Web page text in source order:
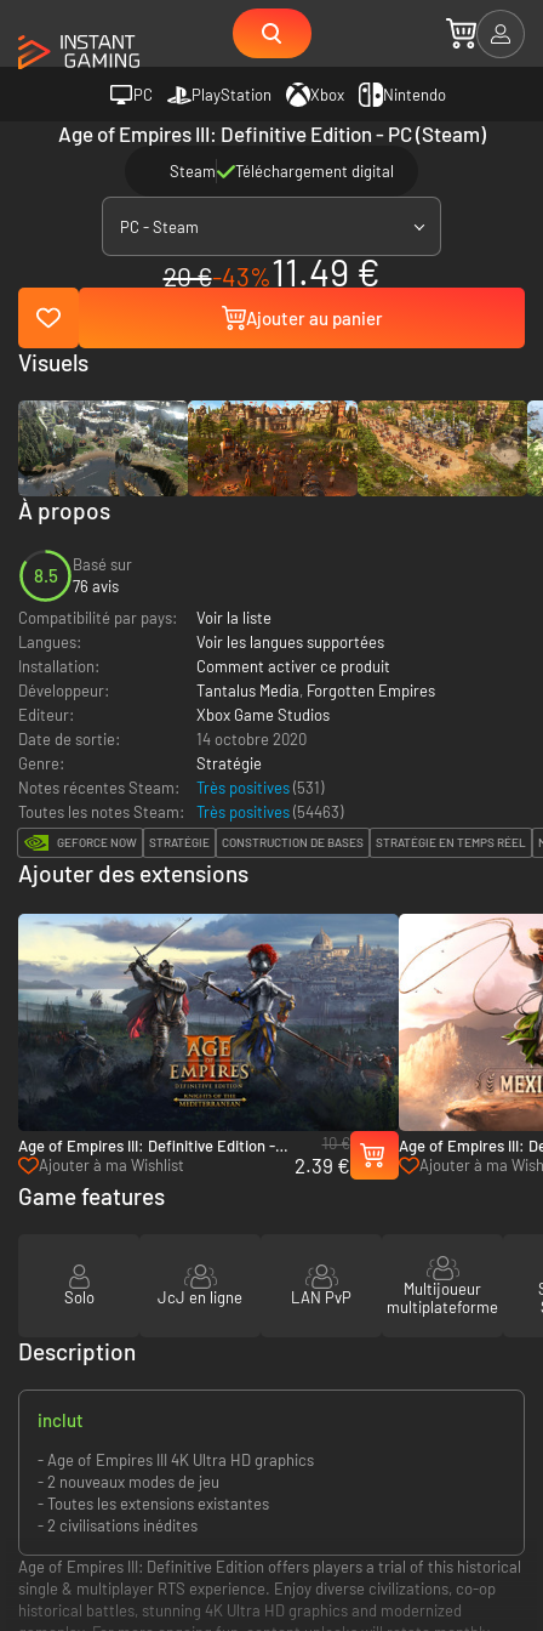
PC PlayStation Xbox Nintendo
Age of Empires III: Definitive Edition - PC (Steam)
Steam Téléchargement digital
PC - Steam
20 €-43%11.49 €
Ajouter au panier
À propos
8.5
Basé sur
76 avis
Compatibilité par pays:
Voir la liste
Langues:
Voir les langues supportées
Installation:
Comment activer ce produit
Développeur:
Tantalus Media, Forgotten Empires
Editeur:
Xbox Game Studios
Date de sortie:
14 octobre 2020
Genre:
Stratégie
Notes récentes Steam:
Très positives(531)
Toutes les notes Steam:
Très positives(54463)
GEFORCE NOW STRATÉGIE CONSTRUCTION DE BASES STRATÉGIE EN TEMPS RÉEL
Ajouter des extensions
Age of Empires III: Definitive Edition -
Knights of the Mediterranean - PC
(Steam)
Ajouter à ma Wishlist
10 €
2.39 €
Age of Empires III:
Mexico Civilization -
Ajouter à ma
Visuels
Game features
Solo JcJ en ligne LAN PvP
Multijoueur
multiplateforme
Description
inclut
- Age of Empires III 4K Ultra HD graphics
- 2 nouveaux modes de jeu
- Toutes les extensions existantes
- 2 civilisations inédites
Age of Empires III: Definitive Edition offers players a trial of this historical
single & multiplayer RTS experience. Enjoy diverse civilizations, co-op
historical battles, stunning 4K Ultra HD graphics and modernized